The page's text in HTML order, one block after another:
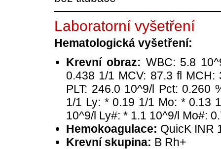
Laboratorní vyšetření
Hematologická vyšetření:
Krevní obraz: WBC: 5.8
0.438 1/1 MCV: 87.3 fl
PLT: 246.0 10^9/l Pct: 0.260
1/1 Ly: * 0.19 1/1 Mo: * 0.13
10^9/l Ly#: * 1.1 10^9/l Mo#:
Hemokoagulace: QuicK INR
Krevní skupina: B Rh+